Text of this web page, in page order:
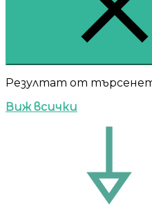
Резултат от
Виж всички